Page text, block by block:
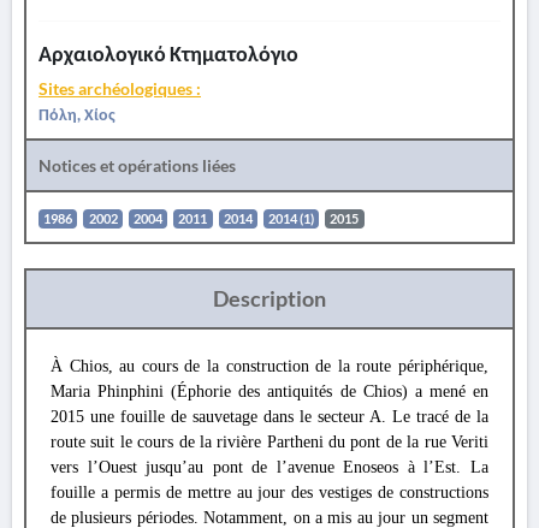
Αρχαιολογικό Κτηματολόγιο
Sites archéologiques :
Πόλη, Χίος
Notices et opérations liées
1986 2002 2004 2011 2014 2014 (1) 2015
Description
À Chios, au cours de la construction de la route périphérique,
Maria Phinphini (Éphorie des antiquités de Chios) a mené en
2015 une fouille de sauvetage dans le secteur A. Le tracé de la
route suit le cours de la rivière Partheni du pont de la rue Veriti
vers l’Ouest jusqu’au pont de l’avenue Enoseos à l’Est. La
fouille a permis de mettre au jour des vestiges de constructions
de plusieurs périodes. Notamment, on a mis au jour un segment